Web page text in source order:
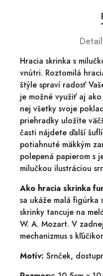
Hracia skrinka s
vnútri. Roztomilá
štýle spraví radosť
je možné využiť aj
nej všetky svoje
priehradky uložíte
časti nájdete ďalší
potiahnuté mäkkým
polepená papierom s
milučkou ilustráciou
Ako hracia skrinka
sa ukáže malá
skrinky tancuje na
W. A. Mozart. V
mechanizmus s
Motív: Srnček,